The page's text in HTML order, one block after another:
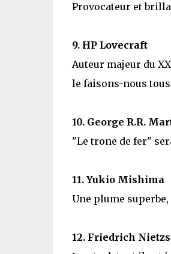
Provocateur et
9. HP Lovecraft
Auteur majeur du
le faisons-nous tous
10. George R.R.
"Le trone de fer"
11. Yukio Mishima
Une plume
12. Friedrich